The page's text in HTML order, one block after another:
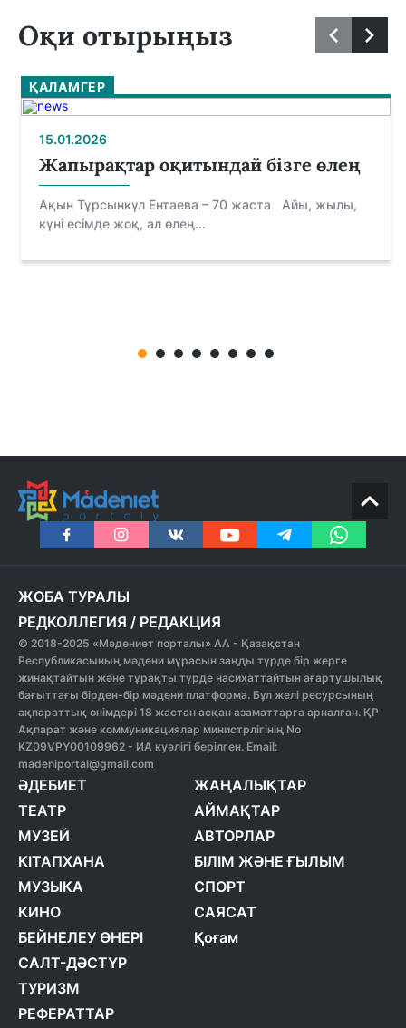
Оқи отырыңыз
ҚАЛАМГЕР
15.01.2026
Жапырақтар оқитындай бізге өлең
Ақын Тұрсынкүл Ентаева – 70 жаста Айы, жылы,
күні есімде жоқ, ал өлең...
ЖОБА ТУРАЛЫ
РЕДКОЛЛЕГИЯ / РЕДАКЦИЯ
© 2018-2025 «Мәдениет порталы» АА - Қазақстан
Республикасының мәдени мұрасын заңды түрде бір жерге
жинақтайтын және тұрақты түрде насихаттайтын ағартушылық
бағыттағы бірден-бір мәдени платформа. Бұл желі ресурсының
ақпараттық өнімдері 18 жастан асқан азаматтарға арналған. ҚР
Ақпарат және коммуникациялар министрлігінің No
KZ09VPY00109962 - ИА куәлігі берілген. Email:
madeniportal@gmail.com
ӘДЕБИЕТ
ТЕАТР
МУЗЕЙ
КІТАПХАНА
МУЗЫКА
КИНО
БЕЙНЕЛЕУ ӨНЕРІ
САЛТ-ДӘСТҮР
ТУРИЗМ
РЕФЕРАТТАР
ЖАҢАЛЫҚТАР
АЙМАҚТАР
АВТОРЛАР
БІЛІМ ЖӘНЕ ҒЫЛЫМ
СПОРТ
САЯСАТ
Қоғам